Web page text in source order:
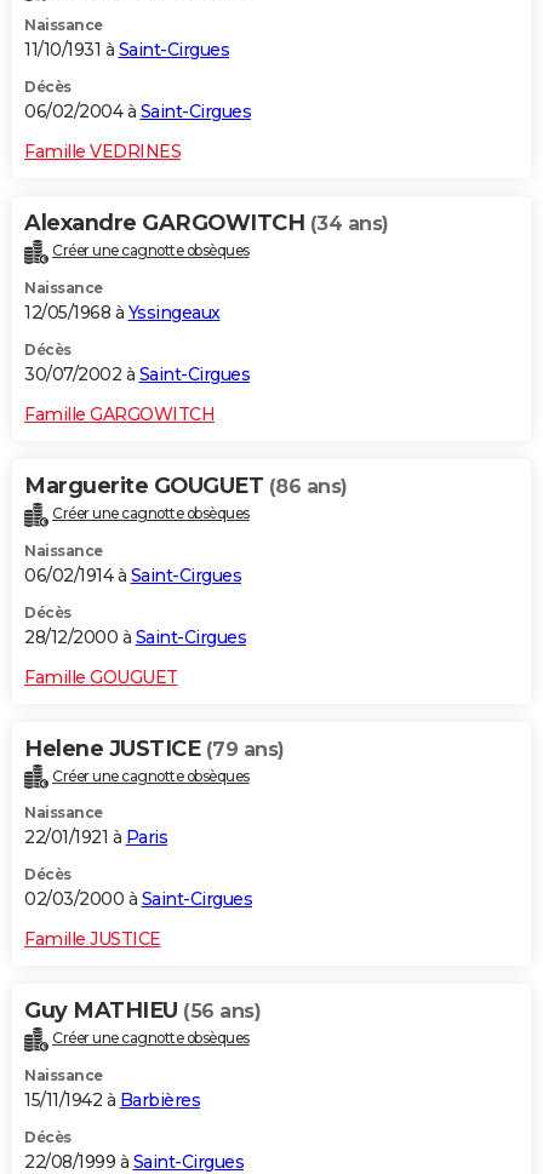
Naissance
11/10/1931 à Saint-Cirgues
Décès
06/02/2004 à Saint-Cirgues
Famille VEDRINES
Alexandre GARGOWITCH (34 ans)
Créer une cagnotte obsèques
Naissance
12/05/1968 à Yssingeaux
Décès
30/07/2002 à Saint-Cirgues
Famille GARGOWITCH
Marguerite GOUGUET (86 ans)
Créer une cagnotte obsèques
Naissance
06/02/1914 à Saint-Cirgues
Décès
28/12/2000 à Saint-Cirgues
Famille GOUGUET
Helene JUSTICE (79 ans)
Créer une cagnotte obsèques
Naissance
22/01/1921 à Paris
Décès
02/03/2000 à Saint-Cirgues
Famille JUSTICE
Guy MATHIEU (56 ans)
Créer une cagnotte obsèques
Naissance
15/11/1942 à Barbières
Décès
22/08/1999 à Saint-Cirgues